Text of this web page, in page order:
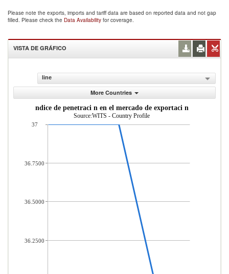
Please note the exports, imports and tariff data are based on reported data and not gap
filled. Please check the Data Availability for coverage.
VISTA DE GRÁFICO
line
More Countries
ndice de penetraci n en el mercado de exportaci n
Source:WITS - Country Profile
37
36.7500
36.5000
36.2500